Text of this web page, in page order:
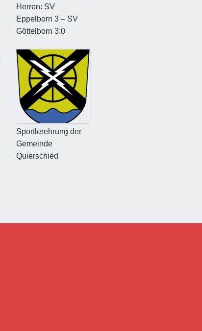
Herren: SV
Eppelborn 3 – SV
Göttelborn 3:0
Sportlerehrung der
Gemeinde
Quierschied